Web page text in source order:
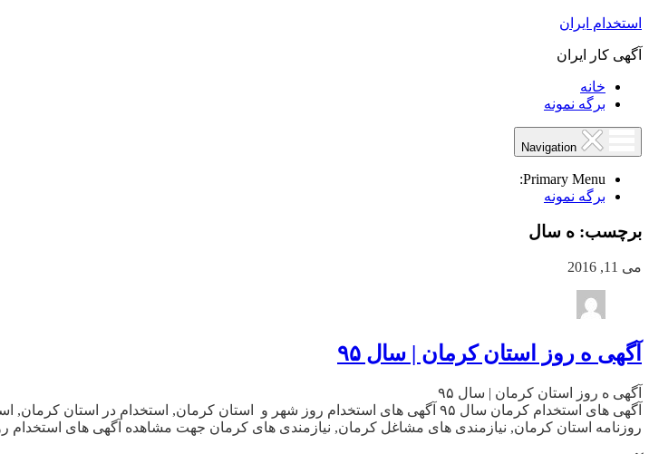
استخدام ایران
آگهی کار ایران
خانه
برگه نمونه
Primary Menu:
برگه نمونه
برچسب: ه سال
می 11, 2016
آگهی ه روز استان کرمان | سال ۹۵
آگهی ه روز استان کرمان | سال ۹۵
آگهی های استخدام کرمان سال ۹۵ آگهی های استخدام روز شهر و استان کرمان,
روزنامه استان کرمان, نیازمندی های مشاغل کرمان, نیازمندی های کرمان جهت مشاهده آگهی های استخدام روز